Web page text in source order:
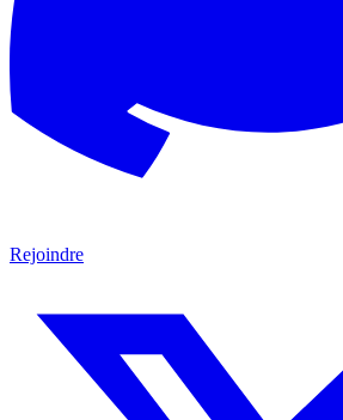
Rejoindre